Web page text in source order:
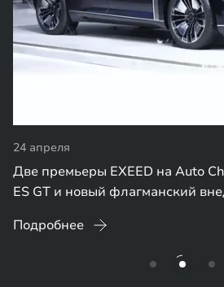
24 апреля
Две премьеры EXEED на Auto
ES GT и новый флагманский
Подробнее